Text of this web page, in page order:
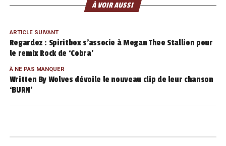
À VOIR AUSSI
ARTICLE SUIVANT
Regardez : Spiritbox s’associe à Megan Thee Stallion pour
le remix Rock de ‘Cobra’
À NE PAS MANQUER
Written By Wolves dévoile le nouveau clip de leur chanson
‘BURN’